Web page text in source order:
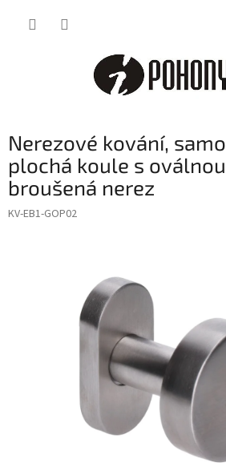
Nerezové kování,
plochá koule s
broušená nerez
KV-EB1-GOP02